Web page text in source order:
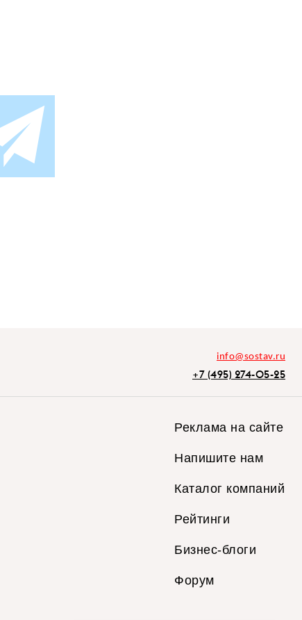
info@sostav.ru
+7 (495) 274-05-25
Реклама на сайте
Напишите нам
Каталог компаний
Рейтинги
Бизнес-блоги
Форум